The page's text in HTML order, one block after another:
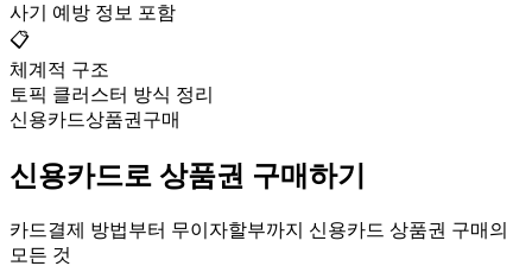
사기 예방 정보 포함
📋
체계적 구조
토픽 클러스터 방식 정리
신용카드상품권구매
신용카드로 상품권 구매하기
카드결제 방법부터 무이자할부까지 신용카드 상품권 구매의
모든 것